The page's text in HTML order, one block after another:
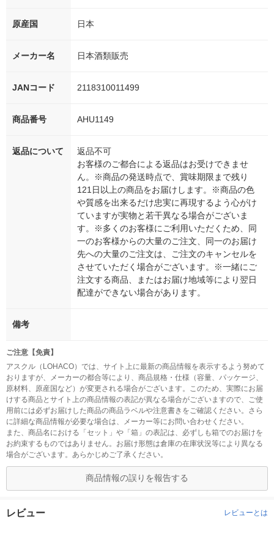
原産国 日本
メーカー名 日本酒類販売
JANコード 2118310011499
商品番号 AHU1149
返品について
返品不可
お客様のご都合による返品はお受けできませ
ん。※商品の発送時点で、賞味期限まで残り
121日以上の商品をお届けします。※商品の色
や質感を出来るだけ忠実に再現するよう心がけ
ていますが実物と若干異なる場合がございま
す。※多くのお客様にご利用いただくため、同
一のお客様からの大量のご注文、同一のお届け
先への大量のご注文は、ご注文のキャンセルを
させていただく場合がございます。※一緒にご
注文する商品、またはお届け地域等により翌日
配達ができない場合があります。
備考
ご注意【免責】
アスクル（LOHACO）では、サイト上に最新の商品情報を表示するよう努めて
おりますが、メーカーの都合等により、商品規格・仕様（容量、パッケージ、
原材料、原産国など）が変更される場合がございます。このため、実際にお届
けする商品とサイト上の商品情報の表記が異なる場合がございますので、ご使
用前には必ずお届けした商品の商品ラベルや注意書きをご確認ください。さら
に詳細な商品情報が必要な場合は、メーカー等にお問い合わせください。
また、商品名における「セット」や「箱」の表記は、必ずしも箱でのお届けを
お約束するものではありません。お届け形態は倉庫の在庫状況等により異なる
場合がございます。あらかじめご了承ください。
商品情報の誤りを報告する
レビュー レビューとは